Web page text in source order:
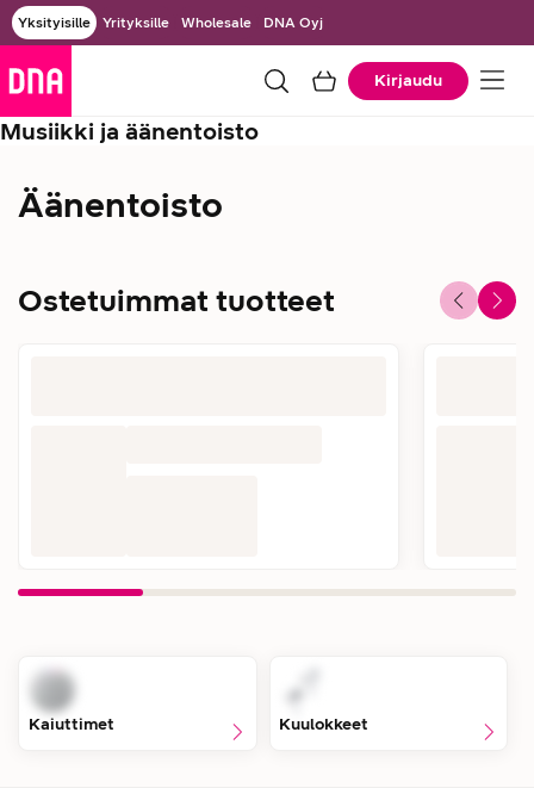
Yksityisille Yrityksille Wholesale DNA Oyj
Kirjaudu
Musiikki ja äänentoisto
Äänentoisto
Ostetuimmat tuotteet
Kaiuttimet Kuulokkeet